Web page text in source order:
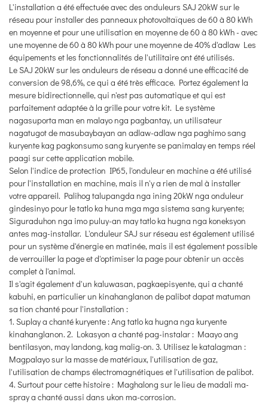
L'installation a été effectuée avec des onduleurs SAJ 20kW sur le
réseau pour installer des panneaux photovoltaïques de 60 à 80 kWh
en moyenne et pour une utilisation en moyenne de 60 à 80 kWh - avec
une moyenne de 60 à 80 kWh pour une moyenne de 40% d'adlaw Les
équipements et les fonctionnalités de l'utilitaire ont été utilisés.
Le SAJ 20kW sur les onduleurs de réseau a donné une efficacité de
conversion de 98,6%, ce qui a été très efficace. Portez également la
mesure bidirectionnelle, qui n'est pas automatique et qui est
parfaitement adaptée à la grille pour votre kit. Le système
nagasuporta man en malayo nga pagbantay, un utilisateur
nagatugot de masubaybayan an adlaw-adlaw nga paghimo sang
kuryente kag pagkonsumo sang kuryente se panimalay en temps réel
paagi sur cette application mobile.
Selon l'indice de protection IP65, l'onduleur en machine a été utilisé
pour l'installation en machine, mais il n'y a rien de mal à installer
votre appareil. Palihog talupangda nga ining 20kW nga onduleur
gindesinyo pour le tatlo ka huna mga mga sistema sang kuryente;
Siguraduhon nga imo puluy-an may tatlo ka hugna nga koneksyon
antes mag-installar. L'onduleur SAJ sur réseau est également utilisé
pour un système d'énergie en matinée, mais il est également possible
de verrouiller la page et d'optimiser la page pour obtenir un accès
complet à l'animal.
Il s'agit également d'un kaluwasan, pagkaepisyente, qui a chanté
kabuhi, en particulier un kinahanglanon de palibot dapat matuman
sa tion chanté pour l'installation :
1. Suplay a chanté kuryente : Ang tatlo ka hugna nga kuryente
kinahanglanon. 2. Lokasyon a chanté pag-instalar : Maayo ang
bentilasyon, may landong, kag malig-on. 3. Utilisez le katalagman :
Magpalayo sur la masse de matériaux, l'utilisation de gaz,
l'utilisation de champs électromagnétiques et l'utilisation de palibot.
4. Surtout pour cette histoire : Maghalong sur le lieu de madali ma-
spray a chanté aussi dans ukon ma-corrosion.